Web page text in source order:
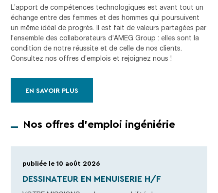
L’apport de compétences technologiques est avant tout un
échange entre des femmes et des hommes qui poursuivent
un même idéal de progrès. Il est fait de valeurs partagées par
l’ensemble des collaborateurs d’AMEG Group : elles sont la
condition de notre réussite et de celle de nos clients.
Consultez nos offres d’emplois et rejoignez nous !
EN SAVOIR PLUS
Nos offres d'emploi ingéniérie
publiée le 10 août 2026
DESSINATEUR EN MENUISERIE H/F